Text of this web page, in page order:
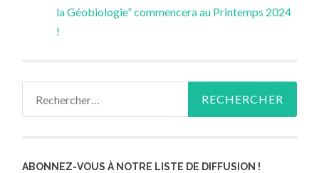
la Géobiologie” commencera au Printemps 2024
!
ABONNEZ-VOUS À NOTRE LISTE DE DIFFUSION !